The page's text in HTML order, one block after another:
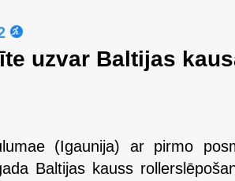
uzvar Baltijas
(Igaunija) ar pirmo
Baltijas kauss